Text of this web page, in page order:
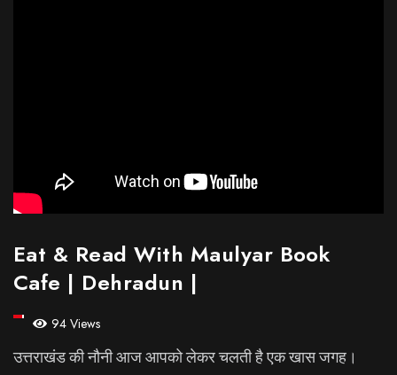
Eat & Read With Maulyar Book
Cafe | Dehradun |
94 Views
उत्तराखंड की नौनी आज आपको लेकर चलती है एक खास जगह।